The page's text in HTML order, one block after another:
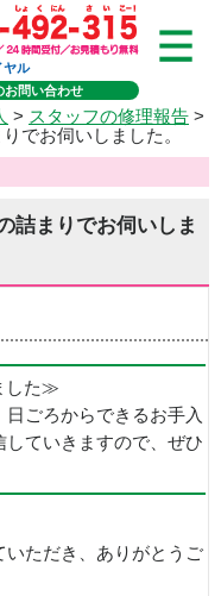
ヤル
お問い合わせ
> スタッフの修理報告 >
でお伺いしました。
詰まりでお伺いしま
した≫
ごろからできるお手入
ていきますので、ぜひ
いただき、ありがとうご